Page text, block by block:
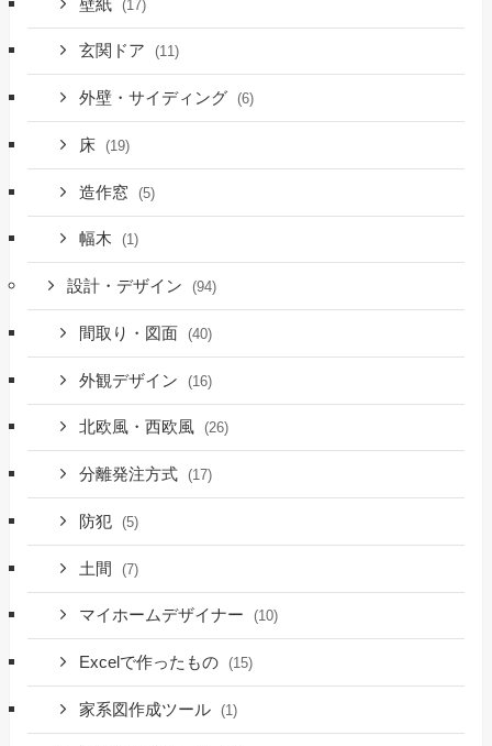
壁紙 (17)
玄関ドア (11)
外壁・サイディング (6)
床 (19)
造作窓 (5)
幅木 (1)
設計・デザイン (94)
間取り・図面 (40)
外観デザイン (16)
北欧風・西欧風 (26)
分離発注方式 (17)
防犯 (5)
土間 (7)
マイホームデザイナー (10)
Excelで作ったもの (15)
家系図作成ツール (1)